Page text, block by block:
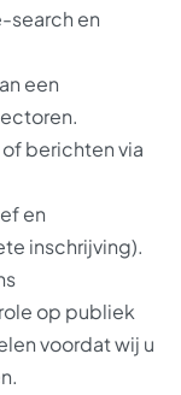
search en
een
berichten via
en
inschrijving).
op publiek
voordat wij u